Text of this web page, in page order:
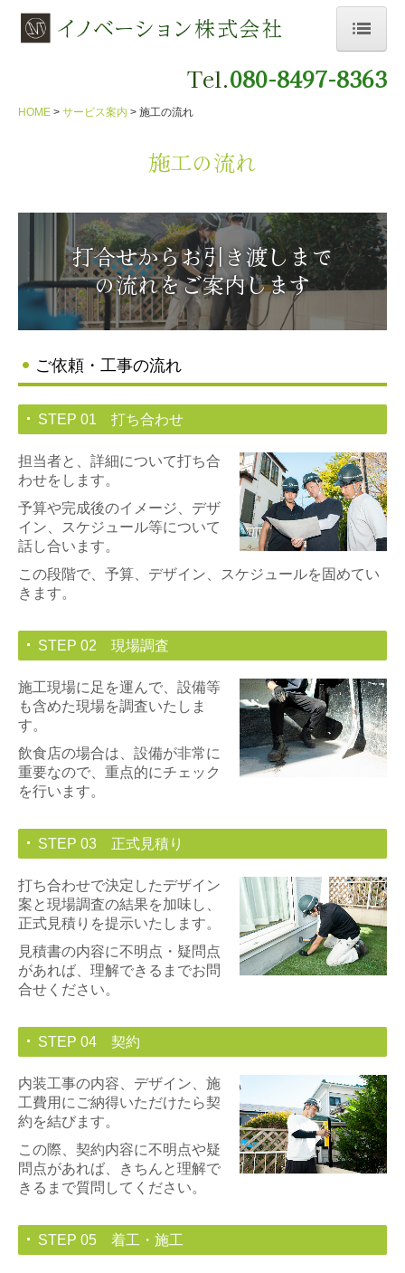
会社案内
よくあるご質問
採用情報
お問合せ
Tel.080-8497-8363
HOME サービス案内 施工の流れ
施工の流れ
打合せからお引き渡しまで
の流れをご案内します
ご依頼・工事の流れ
STEP 01 打ち合わせ
担当者と、詳細について打ち合
わせをします。
予算や完成後のイメージ、デザ
イン、スケジュール等について
話し合います。
この段階で、予算、デザイン、スケジュールを固めてい
きます。
STEP 02 現場調査
施工現場に足を運んで、設備等
も含めた現場を調査いたしま
す。
飲食店の場合は、設備が非常に
重要なので、重点的にチェック
を行います。
STEP 03 正式見積り
打ち合わせで決定したデザイン
案と現場調査の結果を加味し、
正式見積りを提示いたします。
見積書の内容に不明点・疑問点
があれば、理解できるまでお問
合せください。
STEP 04 契約
内装工事の内容、デザイン、施
工費用にご納得いただけたら契
約を結びます。
この際、契約内容に不明点や疑
問点があれば、きちんと理解で
きるまで質問してください。
STEP 05 着工・施工